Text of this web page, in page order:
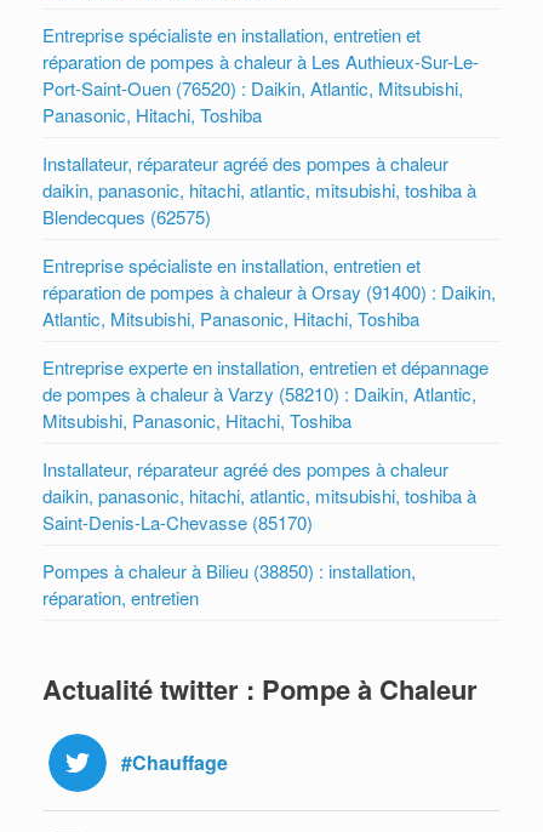
Entreprise spécialiste en installation, entretien et
réparation de pompes à chaleur à Les Authieux-Sur-Le-
Port-Saint-Ouen (76520) : Daikin, Atlantic, Mitsubishi,
Panasonic, Hitachi, Toshiba
Installateur, réparateur agréé des pompes à chaleur
daikin, panasonic, hitachi, atlantic, mitsubishi, toshiba à
Blendecques (62575)
Entreprise spécialiste en installation, entretien et
réparation de pompes à chaleur à Orsay (91400) : Daikin,
Atlantic, Mitsubishi, Panasonic, Hitachi, Toshiba
Entreprise experte en installation, entretien et dépannage
de pompes à chaleur à Varzy (58210) : Daikin, Atlantic,
Mitsubishi, Panasonic, Hitachi, Toshiba
Installateur, réparateur agréé des pompes à chaleur
daikin, panasonic, hitachi, atlantic, mitsubishi, toshiba à
Saint-Denis-La-Chevasse (85170)
Pompes à chaleur à Bilieu (38850) : installation,
réparation, entretien
Actualité twitter : Pompe à Chaleur
#Chauffage